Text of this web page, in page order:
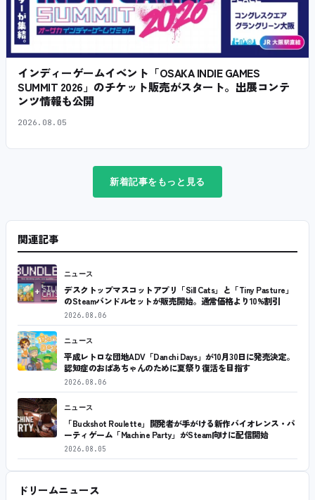
インディーゲームイベント「OSAKA INDIE GAMES
SUMMIT 2026」のチケット販売がスタート。出展コンテ
ンツ情報も公開
2026.08.05
新着記事をもっと見る
関連記事
ニュース
デスクトップマスコットアプリ「Sill Cats」と「Tiny Pasture」
のSteamバンドルセットが販売開始。通常価格より10%割引
2026.08.06
ニュース
平成レトロな団地ADV「Danchi Days」が10月30日に発売決定。
認知症のおばあちゃんのために夏祭り復活を目指す
2026.08.06
ニュース
「Buckshot Roulette」開発者が手がける新作バイオレンス・パ
ーティゲーム「Machine Party」がSteam向けに配信開始
2026.08.05
ドリームニュース